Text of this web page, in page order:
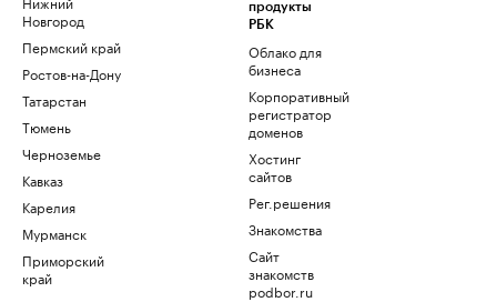
Новгород
Пермский край
Ростов-на-Дону
Татарстан
Тюмень
Черноземье
Кавказ
Карелия
Мурманск
Приморский
край
продукты
РБК
Облако для
бизнеса
Корпоративный
регистратор
доменов
Хостинг
сайтов
Рег.решения
Знакомства
Сайт
знакомств
podbor.ru